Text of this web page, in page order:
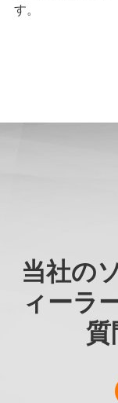
す。
当社の
ィーラ